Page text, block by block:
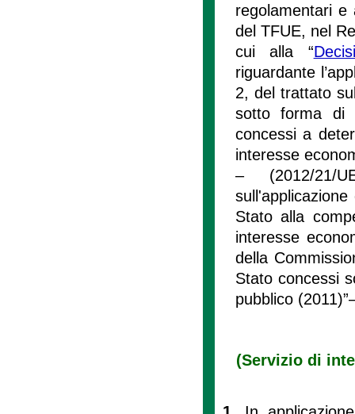
regolamentari e
del TFUE, nel
cui alla “
riguardante
2, del trattato
sotto forma di
concessi a
interesse
– (2012/21/
Stato alla
interesse
della
Stato concessi
pubblico
(Servizio di